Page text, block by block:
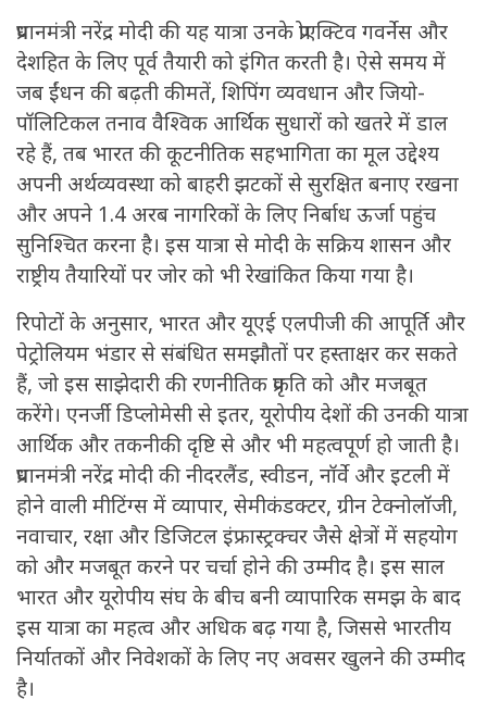
प्रधानमंत्री नरेंद्र मोदी की यह यात्रा उनके प्रोएक्टिव गवर्नेस और
देशहित के लिए पूर्व तैयारी को इंगित करती है। ऐसे समय में
जब ईंधन की बढ़ती कीमतें, शिपिंग व्यवधान और जियो-
पॉलिटिकल तनाव वैश्विक आर्थिक सुधारों को खतरे में डाल
रहे हैं, तब भारत की कूटनीतिक सहभागिता का मूल उद्देश्य
अपनी अर्थव्यवस्था को बाहरी झटकों से सुरक्षित बनाए रखना
और अपने 1.4 अरब नागरिकों के लिए निर्बाध ऊर्जा पहुंच
सुनिश्चित करना है। इस यात्रा से मोदी के सक्रिय शासन और
राष्ट्रीय तैयारियों पर जोर को भी रेखांकित किया गया है।
रिपोटों के अनुसार, भारत और यूएई एलपीजी की आपूर्ति और
पेट्रोलियम भंडार से संबंधित समझौतों पर हस्ताक्षर कर सकते
हैं, जो इस साझेदारी की रणनीतिक प्रकृति को और मजबूत
करेंगे। एनर्जी डिप्लोमेसी से इतर, यूरोपीय देशों की उनकी यात्रा
आर्थिक और तकनीकी दृष्टि से और भी महत्वपूर्ण हो जाती है।
प्रधानमंत्री नरेंद्र मोदी की नीदरलैंड, स्वीडन, नॉर्वे और इटली में
होने वाली मीटिंग्स में व्यापार, सेमीकंडक्टर, ग्रीन टेक्नोलॉजी,
नवाचार, रक्षा और डिजिटल इंफ्रास्ट्रक्चर जैसे क्षेत्रों में सहयोग
को और मजबूत करने पर चर्चा होने की उम्मीद है। इस साल
भारत और यूरोपीय संघ के बीच बनी व्यापारिक समझ के बाद
इस यात्रा का महत्व और अधिक बढ़ गया है, जिससे भारतीय
निर्यातकों और निवेशकों के लिए नए अवसर खुलने की उम्मीद
है।